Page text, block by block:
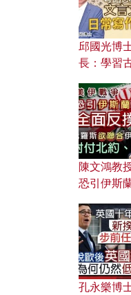
邱國光博
長：學習
文之美？
應用？
陳文鴻教
恐引伊斯
對付北約
孔永樂博